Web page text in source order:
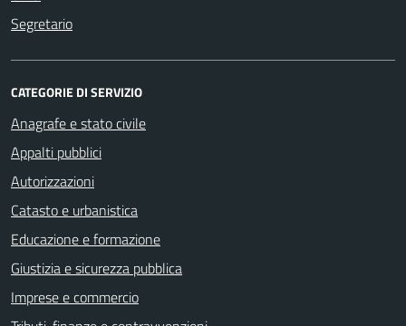
Segretario
CATEGORIE DI SERVIZIO
Anagrafe e stato civile
Appalti pubblici
Autorizzazioni
Catasto e urbanistica
Educazione e formazione
Giustizia e sicurezza pubblica
Imprese e commercio